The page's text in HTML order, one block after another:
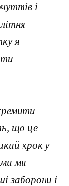
і
я
що це
крок у
ми
заборони і